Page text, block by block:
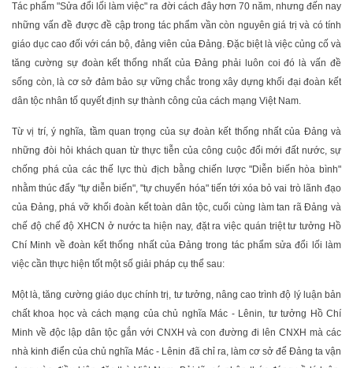
Tác phẩm "Sửa đổi lối làm việc" ra đời cách đây hơn 70 năm, nhưng đến nay
những vấn đề được đề cập trong tác phẩm vần còn nguyên giá trị và có tính
giáo dục cao đối với cán bộ, đảng viên của Đảng. Đặc biệt là việc củng cố và
tăng cường sự đoàn kết thống nhất của Đảng phải luôn coi đó là vấn đề
sống còn, là cơ sở đảm bảo sự vững chắc trong xây dựng khối đại đoàn kết
dân tộc nhân tố quyết định sự thành công của cách mạng Việt Nam.
Từ vị trí, ý nghĩa, tầm quan trọng của sự đoàn kết thống nhất của Đảng và
những đòi hỏi khách quan từ thực tiễn của công cuộc đổi mới đất nước, sự
chống phá của các thế lực thù địch bằng chiến lược "Diễn biến hòa bình"
nhằm thúc đẩy "tự diễn biến", "tự chuyển hóa" tiến tới xóa bỏ vai trò lãnh đạo
của Đảng, phá vỡ khối đoàn kết toàn dân tộc, cuối cùng làm tan rã Đảng và
chế độ chế độ XHCN ở nước ta hiện nay, đặt ra việc quán triệt tư tưởng Hồ
Chí Minh về đoàn kết thống nhất của Đảng trong tác phẩm sửa đổi lối làm
việc cần thực hiện tốt một số giải pháp cụ thể sau:
Một là, tăng cường giáo dục chính trị, tư tưởng, nâng cao trình độ lý luận bản
chất khoa học và cách mạng của chủ nghĩa Mác - Lênin, tư tưởng Hồ Chí
Minh về độc lập dân tộc gắn với CNXH và con đường đi lên CNXH mà các
nhà kinh điển của chủ nghĩa Mác - Lênin đã chỉ ra, làm cơ sở để Đảng ta vận